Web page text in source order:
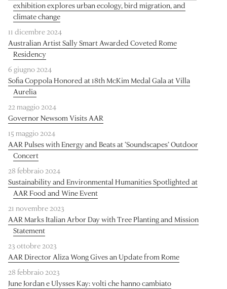
exhibition explores urban ecology, bird migration, and
climate change
11 dicembre 2024
Australian Artist Sally Smart Awarded Coveted Rome
Residency
6 giugno 2024
Sofia Coppola Honored at 18th McKim Medal Gala at Villa
Aurelia
22 maggio 2024
Governor Newsom Visits AAR
15 maggio 2024
AAR Pulses with Energy and Beats at ‘Soundscapes’ Outdoor
Concert
28 febbraio 2024
Sustainability and Environmental Humanities Spotlighted at
AAR Food and Wine Event
21 novembre 2023
AAR Marks Italian Arbor Day with Tree Planting and Mission
Statement
23 ottobre 2023
AAR Director Aliza Wong Gives an Update from Rome
28 febbraio 2023
June Jordan e Ulysses Kay: volti che hanno cambiato